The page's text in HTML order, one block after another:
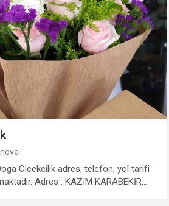
Cicekcilik adres, telefon, yol tarifi
Adres : KAZIM KARABEKİR…